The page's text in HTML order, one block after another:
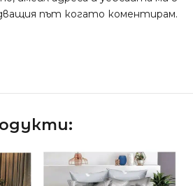
път когато коментирам.